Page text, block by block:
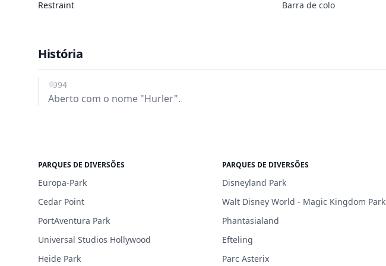
Restraint Barra de colo
História
1994
Aberto com o nome "Hurler".
PARQUES DE DIVERSÕES
Europa-Park
Cedar Point
PortAventura Park
Universal Studios Hollywood
Heide Park
PARQUES DE DIVERSÕES
Disneyland Park
Walt Disney World - Magic Kingdom Park
Phantasialand
Efteling
Parc Asterix